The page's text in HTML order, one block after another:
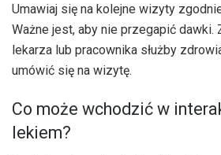
Umawiaj się na kolejne wizyty
Ważne jest, aby nie przegapić
lekarza lub pracownika służby
umówić się na wizytę.
Co może wchodzić w
lekiem?